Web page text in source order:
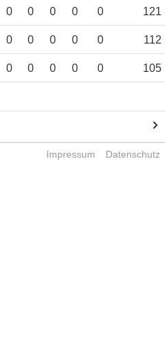
0 0 0 0 0 121
0 0 0 0 0 112
0 0 0 0 0 105
Impressum Datenschutz